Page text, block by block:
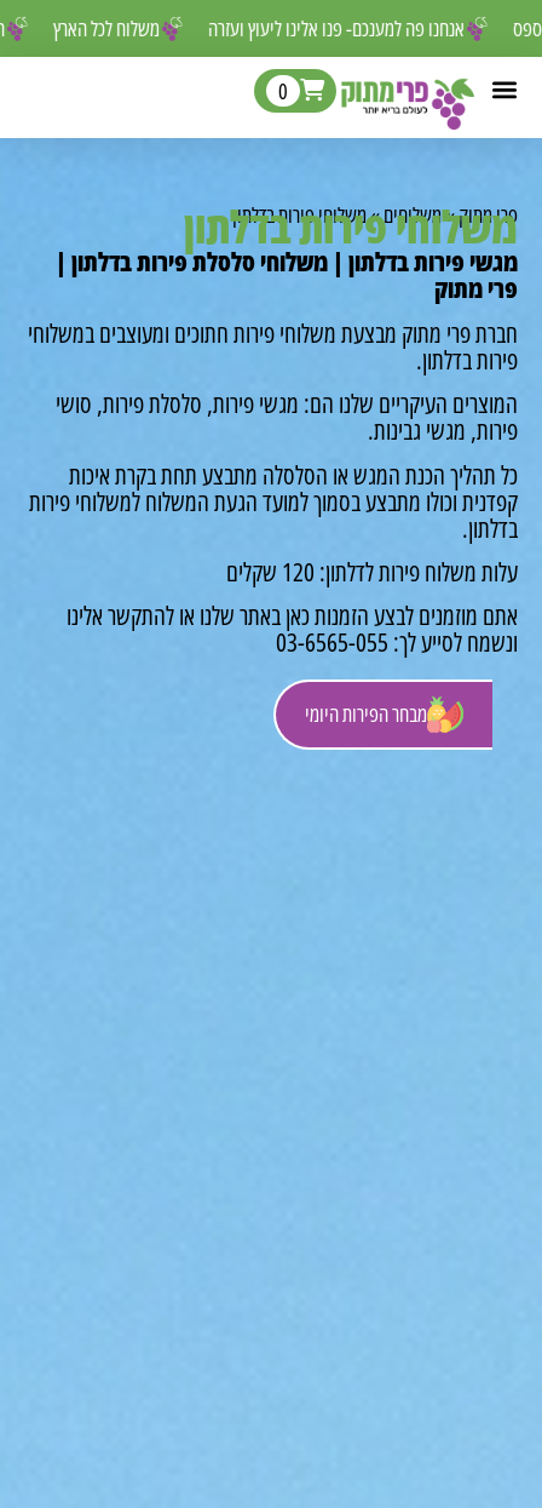
משלוח לכל הארץ אנחנו פה למענכם- פנו אלינו ליעוץ ועזרה לפספס
מבחר הפירות היומי
0
»משלוחים»משלוחי פירות בדלתון
פירות בדלתון
פירות בדלתון | משלוחי סלסלת פירות בדלתון |
מתוק
פרי מתוק מבצעת משלוחי פירות חתוכים ומעוצבים במשלוחי
בדלתון.
העיקריים שלנו הם: מגשי פירות, סלסלת פירות, סושי
מגשי גבינות.
הכנת המגש או הסלסלה מתבצע תחת בקרת איכות
וכולו מתבצע בסמוך למועד הגעת המשלוח למשלוחי פירות
פירות לדלתון: 120 שקלים
מוזמנים לבצע הזמנות כאן באתר שלנו או להתקשר אלינו
לך: 03-6565-055